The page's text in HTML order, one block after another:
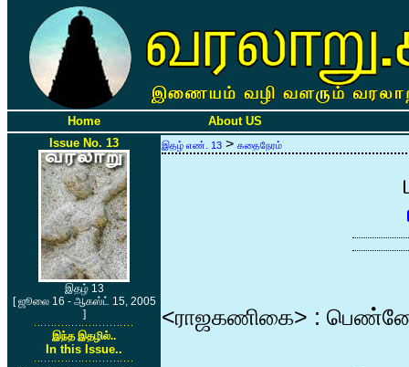
Home
About US
Issue No. 13
இதழ் 13
[ ஜூலை 16 - ஆகஸ்ட் 15, 2005
]
இந்த இதழில்..
In this Issue..
இதழ் எண். 13 > கதைநேரம்
<ராஜகணிகை> : பெண்ணே